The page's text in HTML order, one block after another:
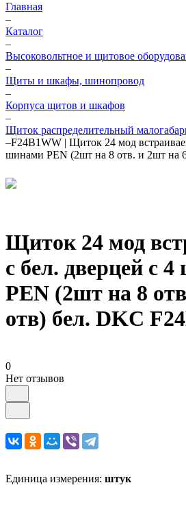
Главная
–
Каталог
–
Высоковольтное и щитовое
–
Щиты и шкафы, шинопровод
–
Корпуса щитов и шкафов
–
Щиток распределительный
–F24B1WW | Щиток 24 мод
шинами PEN (2шт на 8 отв. и 2шт на
Щиток 24 мод
с бел. дверцей с
PEN (2шт на 8
отв) бел. DKC
0
Нет отзывов
Единица измерения: штук